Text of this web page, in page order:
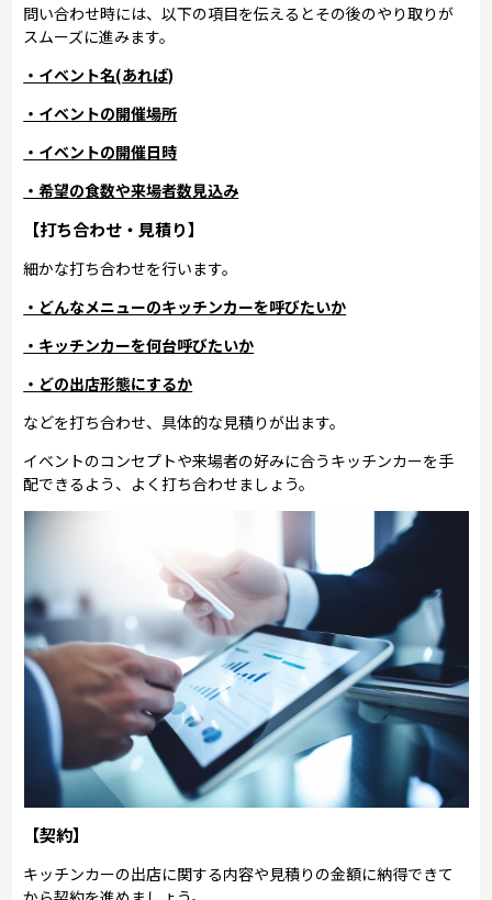
問い合わせ時には、以下の項目を伝えるとその後のやり取りが
スムーズに進みます。
・イベント名(あれば)
・イベントの開催場所
・イベントの開催日時
・希望の食数や来場者数見込み
【打ち合わせ・見積り】
細かな打ち合わせを行います。
・どんなメニューのキッチンカーを呼びたいか
・キッチンカーを何台呼びたいか
・どの出店形態にするか
などを打ち合わせ、具体的な見積りが出ます。
イベントのコンセプトや来場者の好みに合うキッチンカーを手
配できるよう、よく打ち合わせましょう。
【契約】
キッチンカーの出店に関する内容や見積りの金額に納得できて